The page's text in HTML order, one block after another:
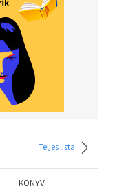
Teljes lista
KÖNYV